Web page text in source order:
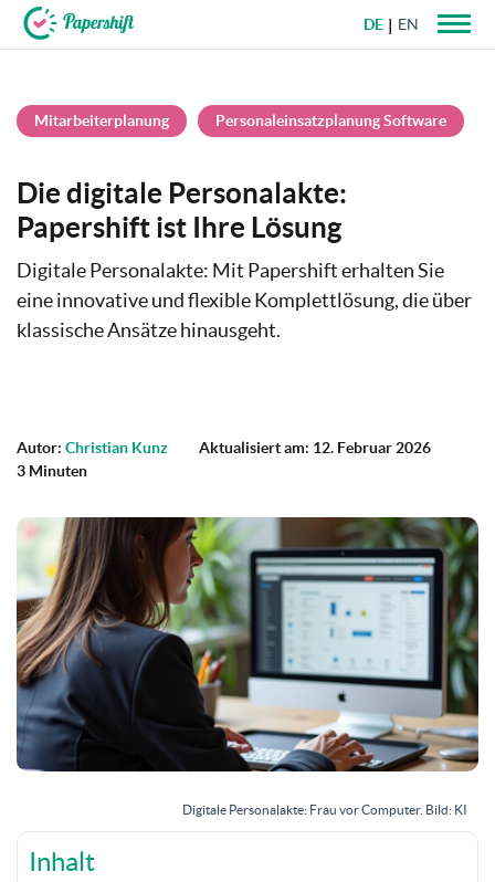
DE EN
Mitarbeiterplanung Personaleinsatzplanung Software
Die digitale Personalakte:
Papershift ist Ihre Lösung
Digitale Personalakte: Mit Papershift erhalten Sie
eine innovative und flexible Komplettlösung, die über
klassische Ansätze hinausgeht.
Autor: Christian Kunz
Aktualisiert am: 12. Februar 2026
3 Minuten
Digitale Personalakte: Frau vor Computer. Bild: KI
Inhalt